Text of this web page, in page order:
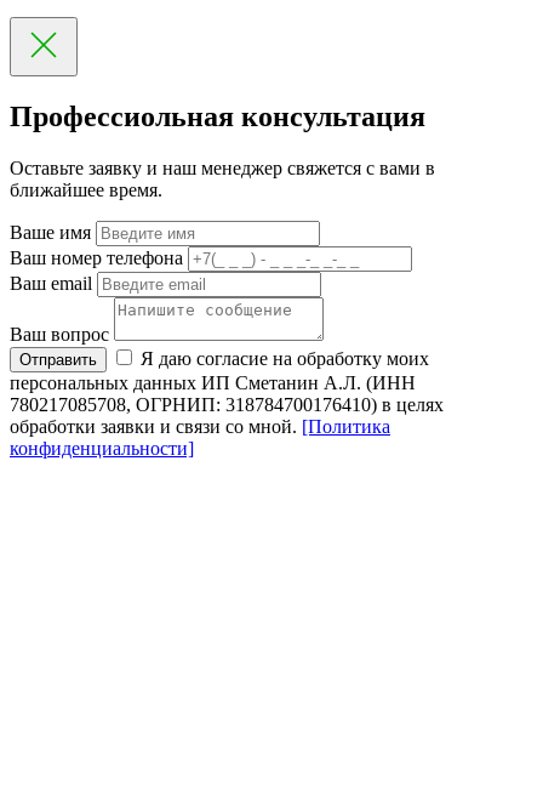
Профессиольная консультация
Оставьте заявку и наш менеджер свяжется с вами в
ближайшее время.
Ваше имя
Ваш номер телефона
Ваш email
Ваш вопрос
Отправить
Я даю согласие на обработку моих
персональных данных ИП Сметанин А.Л. (ИНН
780217085708, ОГРНИП: 318784700176410) в целях
обработки заявки и связи со мной. [Политика
конфиденциальности]